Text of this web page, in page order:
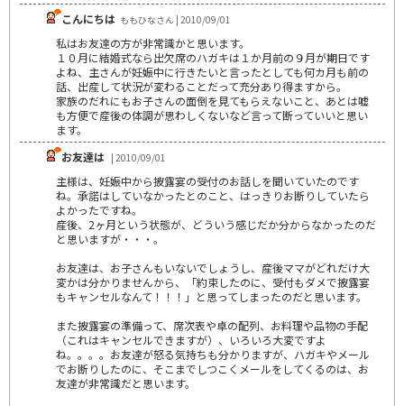
こんにちは ももひなさん | 2010/09/01
私はお友達の方が非常識かと思います。
１０月に結婚式なら出欠席のハガキは１か月前の９月が期日です
よね、主さんが妊娠中に行きたいと言ったとしても何カ月も前の
話、出産して状況が変わることだって充分あり得ますから。
家族のだれにもお子さんの面倒を見てもらえないこと、あとは嘘
も方便で産後の体調が思わしくないなど言って断っていいと思い
ます。
お友達は | 2010/09/01
主様は、妊娠中から披露宴の受付のお話しを聞いていたのです
ね。承諾はしていなかったとのこと、はっきりお断りしていたら
よかったですね。
産後、2ヶ月という状態が、どういう感じだか分からなかったのだ
と思いますが・・・。
お友達は、お子さんもいないでしょうし、産後ママがどれだけ大
変かは分かりませんから、「約束したのに、受付もダメで披露宴
もキャンセルなんて！！！」と思ってしまったのだと思います。
また披露宴の準備って、席次表や卓の配列、お料理や品物の手配
（これはキャンセルできますが）、いろいろ大変ですよ
ね。。。。お友達が怒る気持ちも分かりますが、ハガキやメール
でお断りしたのに、そこまでしつこくメールをしてくるのは、お
友達が非常識だと思います。